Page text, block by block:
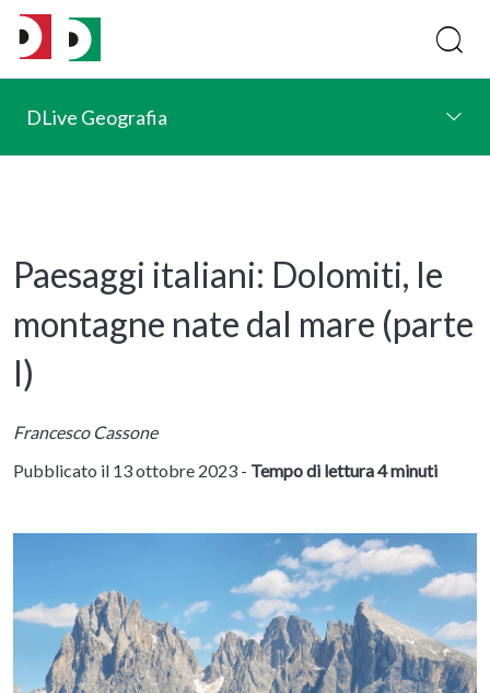
DLive Geografia
Paesaggi italiani: Dolomiti, le
montagne nate dal mare (parte
I)
Francesco Cassone
Pubblicato il 13 ottobre 2023 - Tempo di lettura 4 minuti